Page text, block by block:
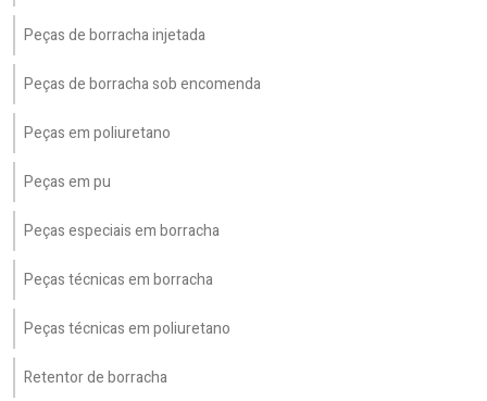
Peças de borracha injetada
Peças de borracha sob encomenda
Peças em poliuretano
Peças em pu
Peças especiais em borracha
Peças técnicas em borracha
Peças técnicas em poliuretano
Retentor de borracha